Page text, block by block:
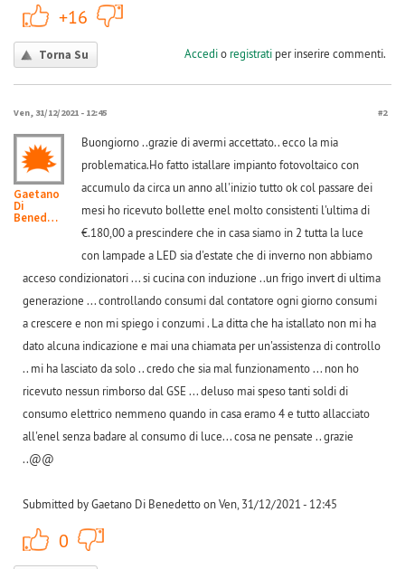
+1
+16
Torna Su Accedio registratiper inserire commenti.
Ven, 31/12/2021 - 12:45 #2
Gaetano
Di
Benedetto
Buongiorno ..grazie di avermi accettato.. ecco la mia
problematica.Ho fatto istallare impianto fotovoltaico con
accumulo da circa un anno all'inizio tutto ok col passare dei
mesi ho ricevuto bollette enel molto consistenti l'ultima di
€.180,00 a prescindere che in casa siamo in 2 tutta la luce
con lampade a LED sia d'estate che di inverno non abbiamo
acceso condizionatori ... si cucina con induzione ..un frigo invert di ultima
generazione ... controllando consumi dal contatore ogni giorno consumi
a crescere e non mi spiego i conzumi . La ditta che ha istallato non mi ha
dato alcuna indicazione e mai una chiamata per un'assistenza di controllo
.. mi ha lasciato da solo .. credo che sia mal funzionamento ... non ho
ricevuto nessun rimborso dal GSE ... deluso mai speso tanti soldi di
consumo elettrico nemmeno quando in casa eramo 4 e tutto allacciato
all'enel senza badare al consumo di luce... cosa ne pensate .. grazie
..@@
Submitted by Gaetano Di Benedetto on Ven, 31/12/2021 - 12:45
0